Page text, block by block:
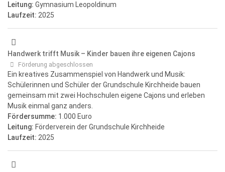
Leitung: Gymnasium Leopoldinum
Laufzeit: 2025
Handwerk trifft Musik – Kinder bauen ihre eigenen Cajons
Förderung abgeschlossen
Ein kreatives Zusammenspiel von Handwerk und Musik:
Schülerinnen und Schüler der Grundschule Kirchheide bauen
gemeinsam mit zwei Hochschulen eigene Cajons und erleben
Musik einmal ganz anders.
Fördersumme: 1.000 Euro
Leitung: Förderverein der Grundschule Kirchheide
Laufzeit: 2025